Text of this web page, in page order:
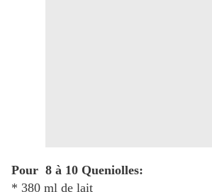
Pour 8 à 10 Queniolles:
* 380 ml de lait